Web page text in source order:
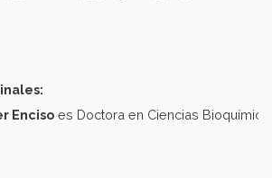
Enciso es Doctora en Ciencias